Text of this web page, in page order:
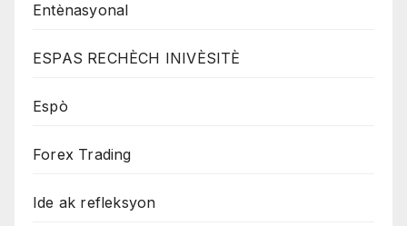
Entènasyonal
ESPAS RECHÈCH INIVÈSITÈ
Espò
Forex Trading
Ide ak refleksyon